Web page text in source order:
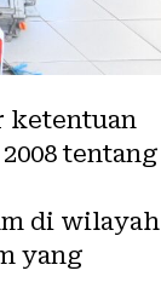
ketentuan
tentang
di wilayah
yang